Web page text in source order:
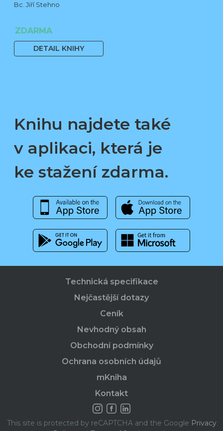
Bc. Jiří Stehno
ZDARMA
DETAIL KNIHY
Knihu najdete také
v aplikaci, která je
ke stažení zdarma.
Technická specifikace
Nejčastější dotazy
Ceník
Nevhodný obsah
Obchodní podmínky
Ochrana osobních údajů
mKniha
Kontakt
This site is protected by reCAPTCHA and the Google Privacy